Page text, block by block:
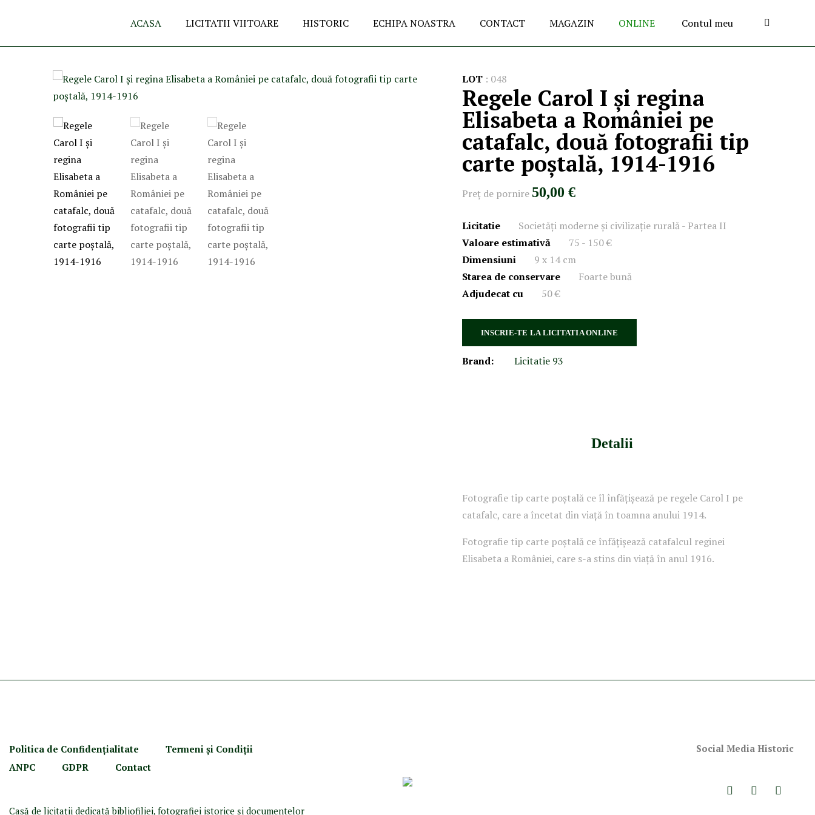
ACASA LICITATII VIITOARE HISTORIC ECHIPA NOASTRA CONTACT MAGAZIN ONLINE Contul meu
LOT : 048
Regele Carol I și regina
Elisabeta a României pe
catafalc, două fotografii tip
carte poștală, 1914-1916
Preţ de pornire 50,00 €
Licitatie
Societăți moderne și civilizație rurală - Partea II
Valoare estimativă
75 - 150 €
Dimensiuni
9 x 14 cm
Starea de conservare
Foarte bună
Adjudecat cu
50 €
INSCRIE-TE LA LICITATIA ONLINE
Brand: Licitatie 93
Detalii
Fotografie tip carte poștală ce îl înfățișează pe regele Carol I pe
catafalc, care a încetat din viață în toamna anului 1914.
Fotografie tip carte poștală ce înfățișează catafalcul reginei
Elisabeta a României, care s-a stins din viață în anul 1916.
Politica de Confidenţialitate
Termeni şi Condiţii
ANPC
GDPR Contact
Casă de licitaţii dedicată bibliofiliei, fotografiei istorice şi documentelor
Social Media Historic